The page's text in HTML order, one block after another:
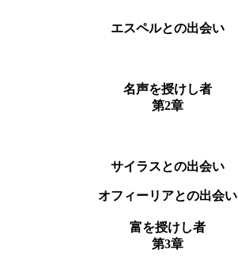
エスペルとの出会い
名声を授けし者
第2章
サイラスとの出会い
オフィーリアとの出会い
富を授けし者
第3章